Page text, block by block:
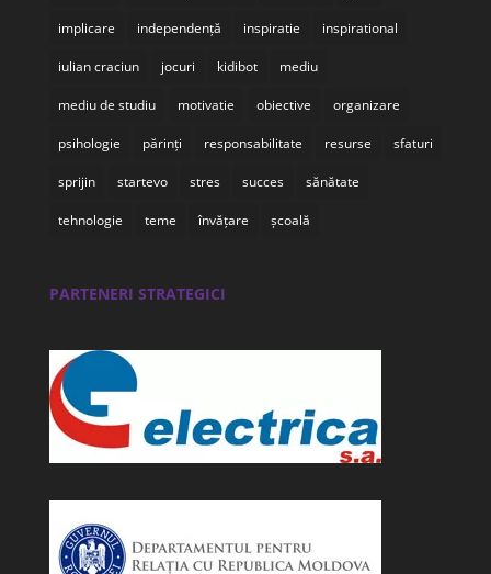
implicare independență inspiratie inspirational
iulian craciun jocuri kidibot mediu
mediu de studiu motivatie obiective organizare
psihologie părinți responsabilitate resurse sfaturi
sprijin startevo stres succes sănătate
tehnologie teme învățare școală
PARTENERI STRATEGICI